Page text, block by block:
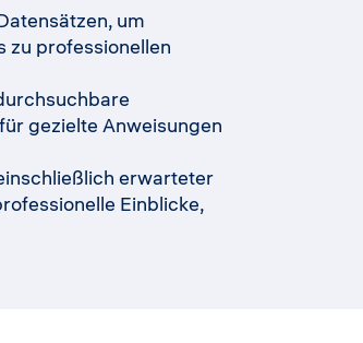
um
zu professionellen
gezielte Anweisungen
erwarteter
Einblicke,